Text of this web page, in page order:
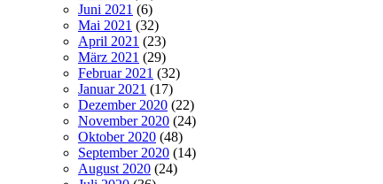
Juni 2021 (6)
Mai 2021 (32)
April 2021 (23)
März 2021 (29)
Februar 2021 (32)
Januar 2021 (17)
Dezember 2020 (22)
November 2020 (24)
Oktober 2020 (48)
September 2020 (14)
August 2020 (24)